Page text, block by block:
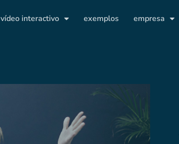
vídeo interactivo exemplos empresa